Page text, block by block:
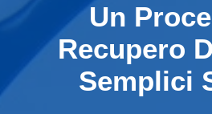
Un
Recupero
Semplici